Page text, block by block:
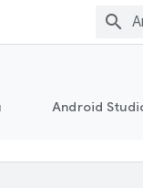
Android